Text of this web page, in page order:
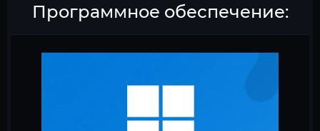
Программное обеспечение: